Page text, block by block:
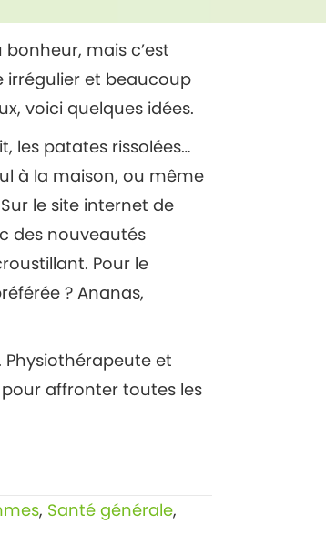
bonheur, mais c’est
irrégulier et beaucoup
voici quelques idées.
les patates rissolées…
à la maison, ou même
le site internet de
des nouveautés
Pour le
? Ananas,
et
pour affronter toutes les
, Santé générale,